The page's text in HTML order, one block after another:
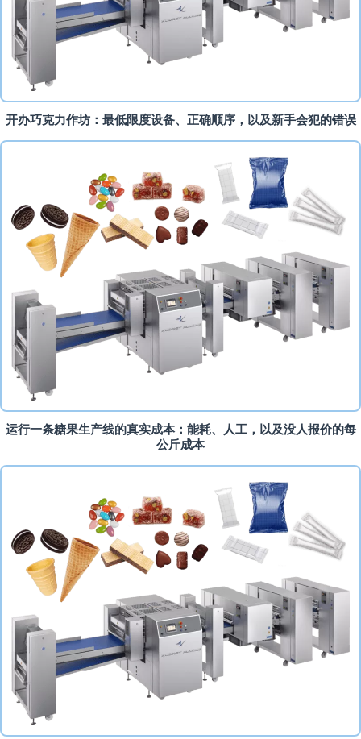
开办巧克力作坊：最低限度设备、正确顺序，以及新手会犯的错误
运行一条糖果生产线的真实成本：能耗、人工，以及没人报价的每
公斤成本